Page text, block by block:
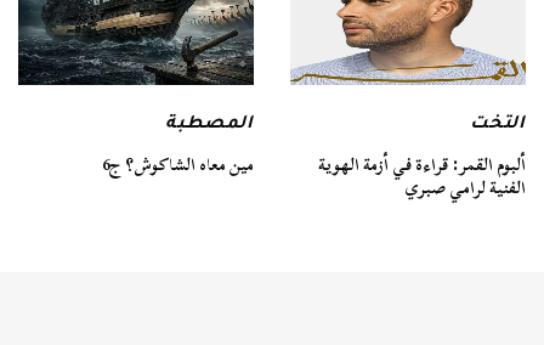
التخت
ألبوم القمر: قراءة في أزمة الهوية
الفنية لرامي صبري
المصطبة
مين معاه الشاكوش؟ ج6